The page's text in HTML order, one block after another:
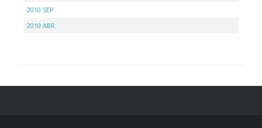
2010 SEP.
2010 ABR.